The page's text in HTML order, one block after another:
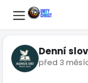
Denní
před 3